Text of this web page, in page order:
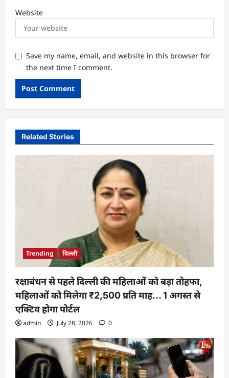
Website
Save my name, email, and website in this browser for
the next time I comment.
Related Stories
Trending दिल्ली
रक्षाबंधन से पहले दिल्ली की महिलाओं को बड़ा तोहफा,
महिलाओं को मिलेगा ₹2,500 प्रति माह… 1 अगस्त से
एक्टिव होगा पोर्टल
admin July 28, 2026 0